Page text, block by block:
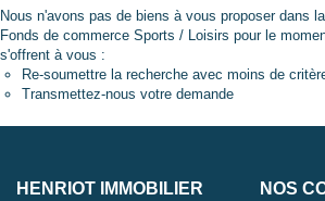
Nous n'avons pas de biens à vous proposer dans
Fonds de commerce Sports / Loisirs pour le
s'offrent à vous :
Re-soumettre la recherche avec moins de
Transmettez-nous votre demande
HENRIOT IMMOBILIER NOS